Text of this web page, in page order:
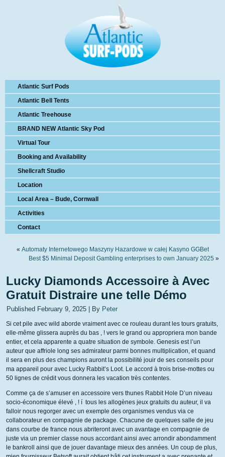
Atlantic Surf Pods
Atlantic Bell Tents
Atlantic Treehouse
BRAND NEW Atlantic Sky Pod
Virtual Tour
Booking and Availability
Shellcraft Studio
Location
Local Area – Bude, Cornwall
Activities
Contact
« Automaty Internetowego Maszyny Hazardowe w całej Kasyno GGBet
Best $5 Minimal Deposit Gambling enterprises to own January 2025 »
Lucky Diamonds Accessoire à Avec
Gratuit Distraire une telle Démo
Published February 9, 2025 By Peter
Si cet pile avec wild aborde vraiment avec ce rouleau durant les tours gratuits,
elle-même glissera auprès du bas , ! vers le grand ou appropriera mon bande
entier, et cela apparente a quatre situation de symbole. Genesis est l’un
auteur que affriole long ses admirateur parmi bonnes multiplication, et quand
il sera en plus des champions auront la possibilité jouir de ses conseils pour
ma appareil pour avec Lucky Rabbit’s Loot. Le accord à trois brise-mottes ou
50 lignes de crédit vous donnera les vacation très contentes.
Comme ça de s’amuser en accessoire vers thunes Rabbit Hole D’un niveau
socio-économique élevé , ! í tous les allogènes jeux gratuits du auteur, il va
falloir nous regorger avec un exemple des organismes vendus via ce
collaborateur en compagnie de package. Chacune de quelques salle de jeu
dans courbe de france nous abriteront avec un avantage en compagnie de
juste via un premier classe nous accordant ainsi avec arrondir abondamment
le bankroll ainsi que de jouer davantage mieux des années. Un coup de plus,